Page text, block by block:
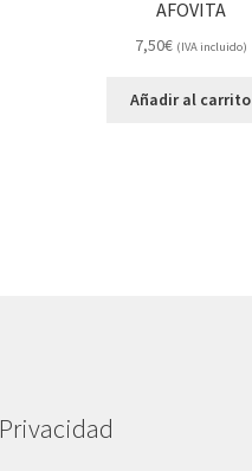
AFOVITA
7,50€ (IVA incluido)
Añadir al carrito
Privacidad